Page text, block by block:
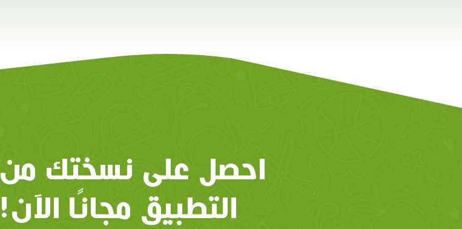
احصل على نسختك من
التطبيق مجانًا الآن!